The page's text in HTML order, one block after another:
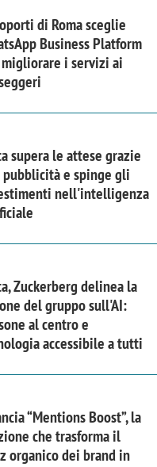
di Roma sceglie
Business Platform
i servizi ai
supera le attese grazie
e spinge gli
nell'intelligenza
Zuckerberg delinea la
del gruppo sull'AI:
al centro e
accessibile a tutti
“Mentions Boost”, la
che trasforma il
organico dei brand in